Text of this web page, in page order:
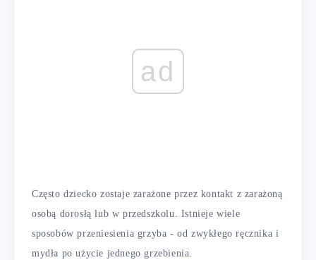
ad
Często dziecko zostaje zarażone przez kontakt z zarażoną
osobą dorosłą lub w przedszkolu. Istnieje wiele
sposobów przeniesienia grzyba - od zwykłego ręcznika i
mydła po użycie jednego grzebienia.